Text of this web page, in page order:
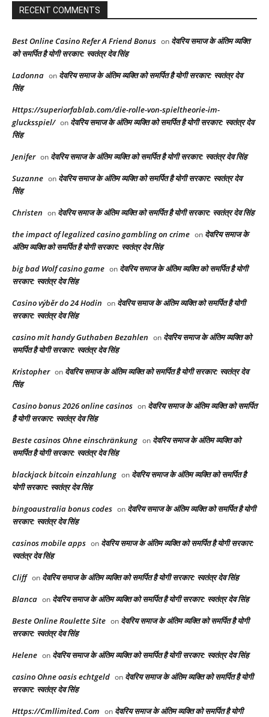
RECENT COMMENTS
Best Online Casino Refer A Friend Bonus on देवरिय समाज के अंतिम व्यक्ति
को समर्पित है योगी सरकार: स्वतंत्र देव सिंह
Ladonna on देवरिय समाज के अंतिम व्यक्ति को समर्पित है योगी सरकार: स्वतंत्र देव
सिंह
Https://superiorfablab.com/die-rolle-von-spieltheorie-im-
glucksspiel/ on देवरिय समाज के अंतिम व्यक्ति को समर्पित है योगी सरकार: स्वतंत्र देव
सिंह
Jenifer on देवरिय समाज के अंतिम व्यक्ति को समर्पित है योगी सरकार: स्वतंत्र देव सिंह
Suzanne on देवरिय समाज के अंतिम व्यक्ति को समर्पित है योगी सरकार: स्वतंत्र देव
सिंह
Christen on देवरिय समाज के अंतिम व्यक्ति को समर्पित है योगी सरकार: स्वतंत्र देव सिंह
the impact of legalized casino gambling on crime on देवरिय समाज के
अंतिम व्यक्ति को समर्पित है योगी सरकार: स्वतंत्र देव सिंह
big bad Wolf casino game on देवरिय समाज के अंतिम व्यक्ति को समर्पित है योगी
सरकार: स्वतंत्र देव सिंह
Casino výběr do 24 Hodin on देवरिय समाज के अंतिम व्यक्ति को समर्पित है योगी
सरकार: स्वतंत्र देव सिंह
casino mit handy Guthaben Bezahlen on देवरिय समाज के अंतिम व्यक्ति को
समर्पित है योगी सरकार: स्वतंत्र देव सिंह
Kristopher on देवरिय समाज के अंतिम व्यक्ति को समर्पित है योगी सरकार: स्वतंत्र देव
सिंह
Casino bonus 2026 online casinos on देवरिय समाज के अंतिम व्यक्ति को समर्पित
है योगी सरकार: स्वतंत्र देव सिंह
Beste casinos Ohne einschränkung on देवरिय समाज के अंतिम व्यक्ति को
समर्पित है योगी सरकार: स्वतंत्र देव सिंह
blackjack bitcoin einzahlung on देवरिय समाज के अंतिम व्यक्ति को समर्पित है
योगी सरकार: स्वतंत्र देव सिंह
bingoaustralia bonus codes on देवरिय समाज के अंतिम व्यक्ति को समर्पित है योगी
सरकार: स्वतंत्र देव सिंह
casinos mobile apps on देवरिय समाज के अंतिम व्यक्ति को समर्पित है योगी सरकार:
स्वतंत्र देव सिंह
Cliff on देवरिय समाज के अंतिम व्यक्ति को समर्पित है योगी सरकार: स्वतंत्र देव सिंह
Blanca on देवरिय समाज के अंतिम व्यक्ति को समर्पित है योगी सरकार: स्वतंत्र देव सिंह
Beste Online Roulette Site on देवरिय समाज के अंतिम व्यक्ति को समर्पित है योगी
सरकार: स्वतंत्र देव सिंह
Helene on देवरिय समाज के अंतिम व्यक्ति को समर्पित है योगी सरकार: स्वतंत्र देव सिंह
casino Ohne oasis echtgeld on देवरिय समाज के अंतिम व्यक्ति को समर्पित है योगी
सरकार: स्वतंत्र देव सिंह
Https://Cmllimited.Com on देवरिय समाज के अंतिम व्यक्ति को समर्पित है योगी